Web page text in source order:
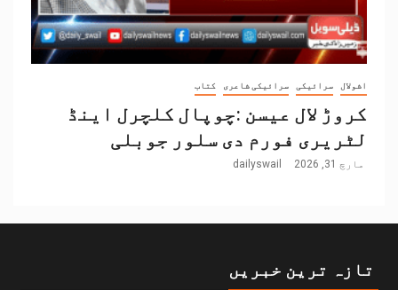
اشولال سرائیکی سرائیکی شاعری کتاب
کروڑ لال عیسن :چوپال کلچرل اینڈ
لٹریری فورم دی سلور جوبلی
مارچ 31, 2026 dailyswail
تازہ ترین خبریں